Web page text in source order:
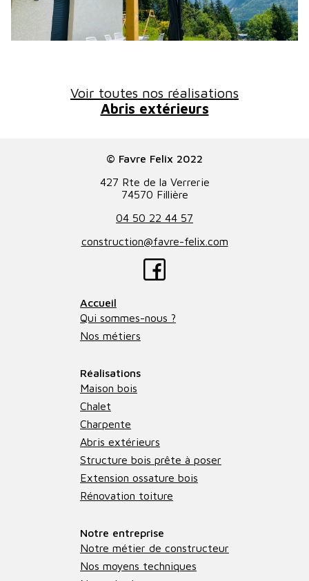
Voir toutes nos réalisations
Abris extérieurs
© Favre Felix 2022
427 Rte de la Verrerie
74570 Fillière
04 50 22 44 57
construction@favre-felix.com
Accueil
Qui sommes-nous ?
Nos métiers
Réalisations
Maison bois
Chalet
Charpente
Abris extérieurs
Structure bois prête à poser
Extension ossature bois
Rénovation toiture
Notre entreprise
Notre métier de constructeur
Nos moyens techniques